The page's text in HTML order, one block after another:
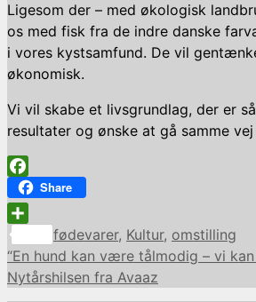
Ligesom der – med økologisk
os med fisk fra de indre danske
i vores kystsamfund. De vil
økonomisk.
Vi vil skabe et livsgrundlag, der er
resultater og ønske at gå samme
Facebook
Share
Share
Kategorier
fødevarer, Kultur, omstilling
“En hund kan være tålmodig – vi
Nytårshilsen fra Avaaz